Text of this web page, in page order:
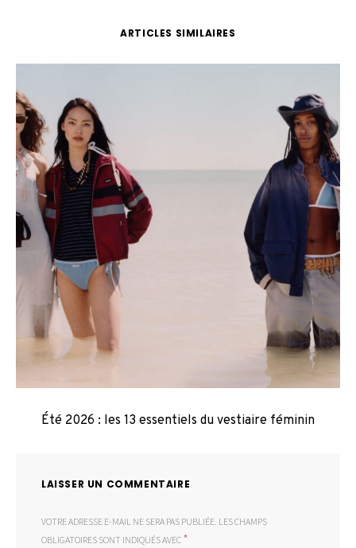
ARTICLES SIMILAIRES
Été 2026 : les 13 essentiels du vestiaire féminin
LAISSER UN COMMENTAIRE
VOTRE ADRESSE E-MAIL NE SERA PAS PUBLIÉE. LES CHAMPS
OBLIGATOIRES SONT INDIQUÉS AVEC *